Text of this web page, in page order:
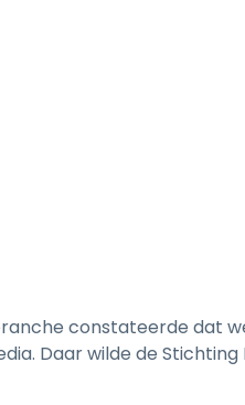
constateerde dat
Daar wilde de